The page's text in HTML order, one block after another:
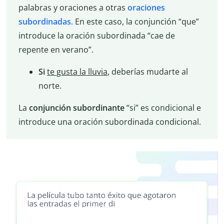
palabras y oraciones a otras oraciones
subordinadas. En este caso, la conjunción “que”
introduce la oración subordinada “cae de
repente en verano”.
Site gusta la lluvia, deberías mudarte al
norte.
La conjunción subordinante“si” es condicional e
introduce una oración subordinada condicional.